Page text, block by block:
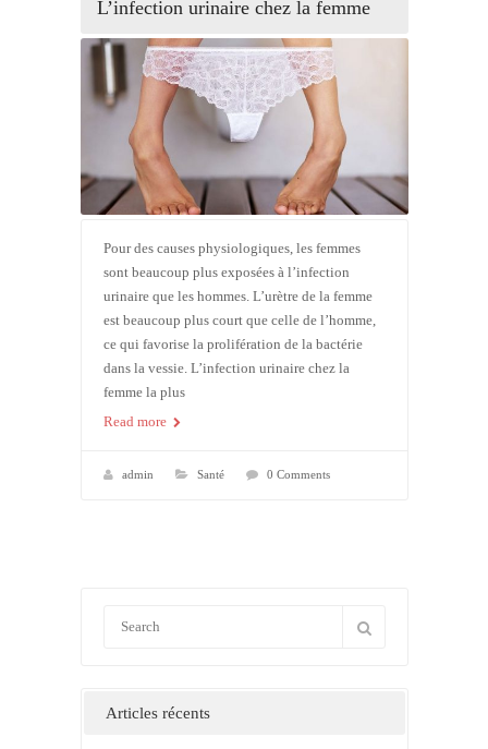
L’infection urinaire chez la femme
Pour des causes physiologiques, les femmes
sont beaucoup plus exposées à l’infection
urinaire que les hommes. L’urètre de la femme
est beaucoup plus court que celle de l’homme,
ce qui favorise la prolifération de la bactérie
dans la vessie. L’infection urinaire chez la
femme la plus
Read more
admin Santé 0 Comments
Articles récents